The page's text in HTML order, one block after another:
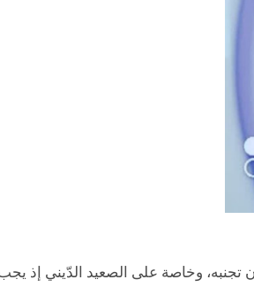
تجنبه، وخاصة على الصعيد الدّيني إذ